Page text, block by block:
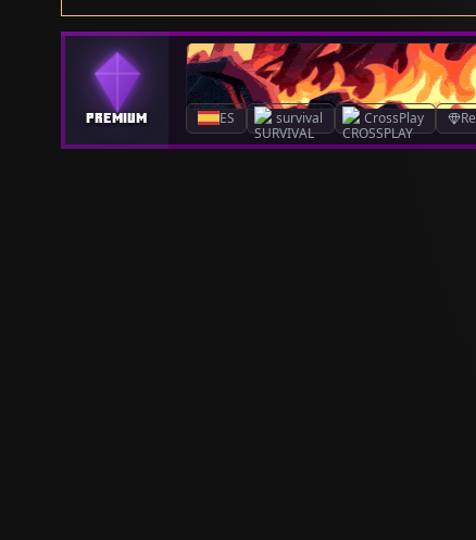
ES survival CrossPlay